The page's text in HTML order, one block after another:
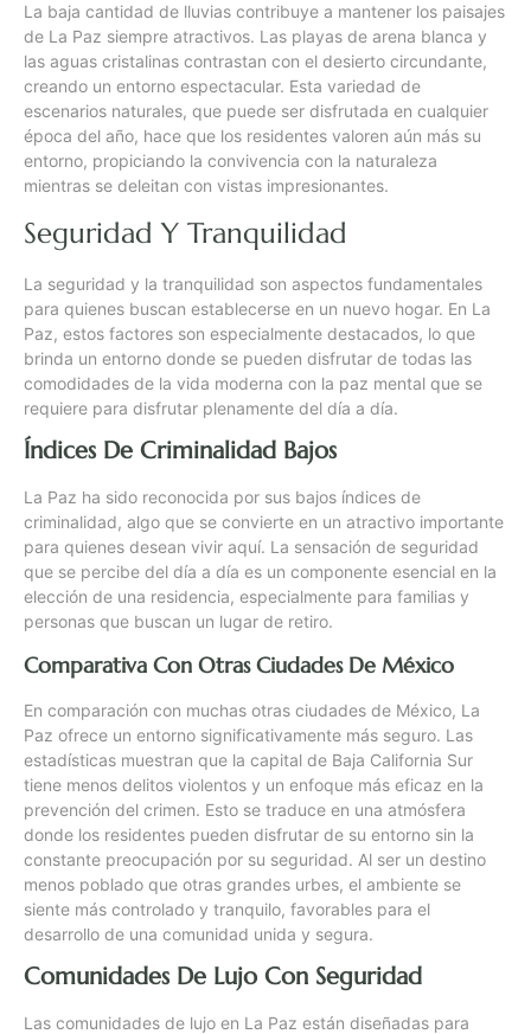
La baja cantidad de lluvias contribuye a mantener los paisajes
de La Paz siempre atractivos. Las playas de arena blanca y
las aguas cristalinas contrastan con el desierto circundante,
creando un entorno espectacular. Esta variedad de
escenarios naturales, que puede ser disfrutada en cualquier
época del año, hace que los residentes valoren aún más su
entorno, propiciando la convivencia con la naturaleza
mientras se deleitan con vistas impresionantes.
Seguridad Y Tranquilidad
La seguridad y la tranquilidad son aspectos fundamentales
para quienes buscan establecerse en un nuevo hogar. En La
Paz, estos factores son especialmente destacados, lo que
brinda un entorno donde se pueden disfrutar de todas las
comodidades de la vida moderna con la paz mental que se
requiere para disfrutar plenamente del día a día.
Índices De Criminalidad Bajos
La Paz ha sido reconocida por sus bajos índices de
criminalidad, algo que se convierte en un atractivo importante
para quienes desean vivir aquí. La sensación de seguridad
que se percibe del día a día es un componente esencial en la
elección de una residencia, especialmente para familias y
personas que buscan un lugar de retiro.
Comparativa Con Otras Ciudades De México
En comparación con muchas otras ciudades de México, La
Paz ofrece un entorno significativamente más seguro. Las
estadísticas muestran que la capital de Baja California Sur
tiene menos delitos violentos y un enfoque más eficaz en la
prevención del crimen. Esto se traduce en una atmósfera
donde los residentes pueden disfrutar de su entorno sin la
constante preocupación por su seguridad. Al ser un destino
menos poblado que otras grandes urbes, el ambiente se
siente más controlado y tranquilo, favorables para el
desarrollo de una comunidad unida y segura.
Comunidades De Lujo Con Seguridad
Las comunidades de lujo en La Paz están diseñadas para